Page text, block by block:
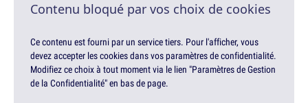
Contenu bloqué par vos choix de cookies
Ce contenu est fourni par un service tiers. Pour l'afficher, vous
devez accepter les cookies dans vos paramètres de confidentialité.
Modifiez ce choix à tout moment via le lien "Paramètres de Gestion
de la Confidentialité" en bas de page.